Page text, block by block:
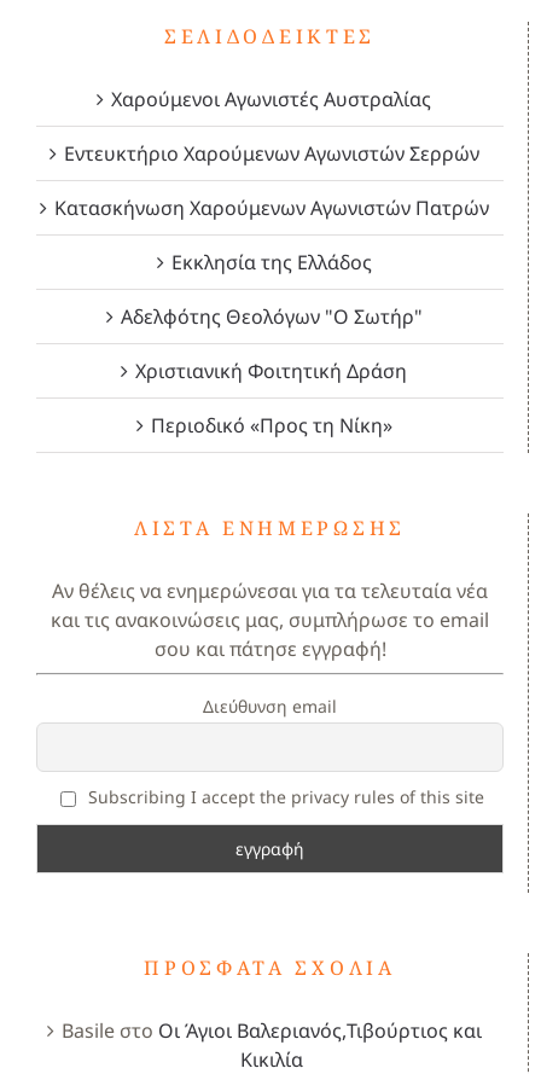
ΣΕΛΙΔΟΔΕΊΚΤΕΣ
Χαρούμενοι Αγωνιστές Αυστραλίας
Εντευκτήριο Χαρούμενων Αγωνιστών Σερρών
Κατασκήνωση Χαρούμενων Αγωνιστών Πατρών
Εκκλησία της Ελλάδος
Αδελφότης Θεολόγων "Ο Σωτήρ"
Χριστιανική Φοιτητική Δράση
Περιοδικό «Προς τη Νίκη»
ΛΊΣΤΑ ΕΝΗΜΈΡΩΣΗΣ
Αν θέλεις να ενημερώνεσαι για τα τελευταία νέα
και τις ανακοινώσεις μας, συμπλήρωσε το email
σου και πάτησε εγγραφή!
Διεύθυνση email
Subscribing I accept the privacy rules of this site
ΠΡΌΣΦΑΤΑ ΣΧΌΛΙΑ
Basileστο Οι Άγιοι Βαλεριανός,Τιβούρτιος και
Κικιλία